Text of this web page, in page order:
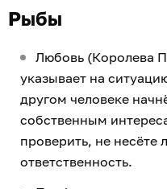
Рыбы
Любовь (Королева
указывает на
другом человеке
собственным
проверить, не несёте
ответственность.